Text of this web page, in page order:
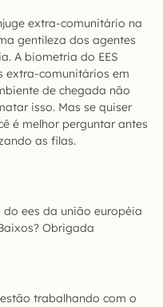
extra-comunitário na
gentileza dos agentes
A biometria do EES
extra-comunitários em
de chegada não
isso. Mas se quiser
é melhor perguntar antes
as filas.
ees da união européia
Obrigada
trabalhando com o